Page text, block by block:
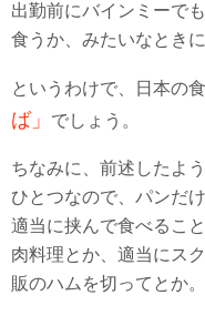
出勤前にバインミーで
食うか、みたいなとき
というわけで、日本の
ば」
でしょう。
ちなみに、前述したよ
ひとつなので、パンだ
適当に挟んで食べるこ
肉料理とか、適当にス
販のハムを切ってとか。